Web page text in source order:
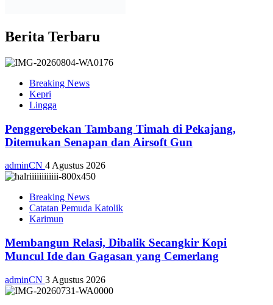
Berita Terbaru
Breaking News
Kepri
Lingga
Penggerebekan Tambang Timah di Pekajang,
Ditemukan Senapan dan Airsoft Gun
adminCN 4 Agustus 2026
Breaking News
Catatan Pemuda Katolik
Karimun
Membangun Relasi, Dibalik Secangkir Kopi
Muncul Ide dan Gagasan yang Cemerlang
adminCN 3 Agustus 2026